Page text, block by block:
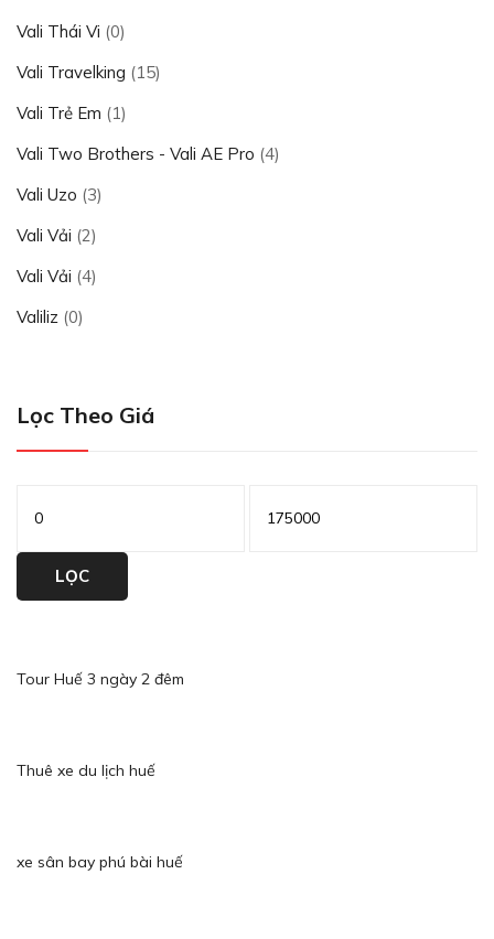
Vali Thái Vi (0)
Vali Travelking (15)
Vali Trẻ Em (1)
Vali Two Brothers - Vali AE Pro (4)
Vali Uzo (3)
Vali Vải (2)
Vali Vải (4)
Valiliz (0)
Lọc Theo Giá
LỌC
Tour Huế 3 ngày 2 đêm
Thuê xe du lịch huế
xe sân bay phú bài huế